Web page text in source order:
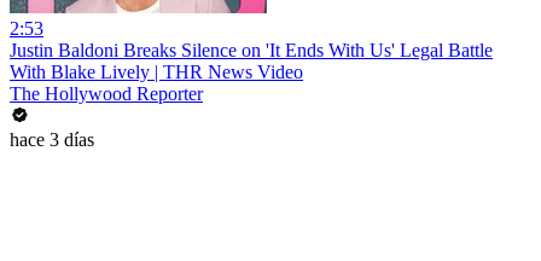
2:53
Justin Baldoni Breaks Silence on 'It Ends With Us' Legal Battle
With Blake Lively | THR News Video
The Hollywood Reporter
hace 3 días